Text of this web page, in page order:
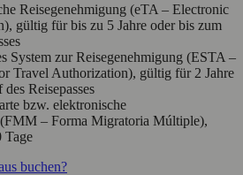
Reisegenehmigung (eTA – Electronic
gültig für bis zu 5 Jahre oder bis zum
System zur Reisegenehmigung (ESTA –
Travel Authorization), gültig für 2 Jahre
Reisepasses
bzw. elektronische
– Forma Migratoria Múltiple),
Tage
buchen?